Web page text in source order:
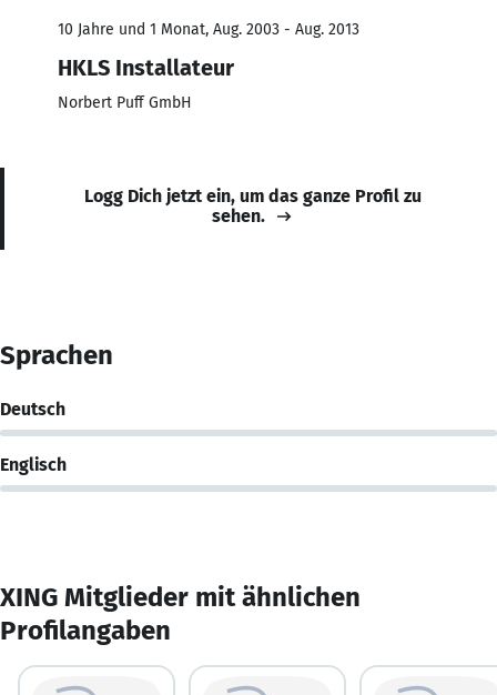
10 Jahre und 1 Monat, Aug. 2003 - Aug. 2013
HKLS Installateur
Norbert Puff GmbH
Logg Dich jetzt ein, um das ganze Profil zu
sehen.
Sprachen
Deutsch
Englisch
XING Mitglieder mit ähnlichen
Profilangaben